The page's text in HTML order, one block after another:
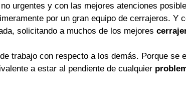
urgentes y con las mejores atenciones
por un gran equipo de cerrajeros. Y
solicitando a muchos de los mejores
trabajo con respecto a los demás. Porque se
a estar al pendiente de cualquier